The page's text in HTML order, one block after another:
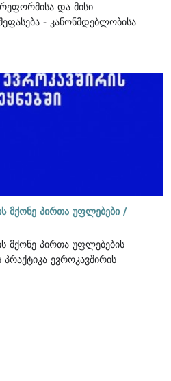
რეფორმისა და მისი
- კანონმდებლობისა
მქონე პირთა უფლებები /
მქონე პირთა უფლებების
პრაქტიკა ევროკავშირის